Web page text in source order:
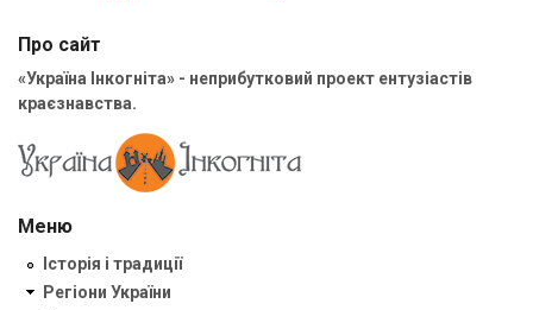
Про сайт
«Україна Інкогніта» - неприбутковий проект ентузіастів
краєзнавства.
Меню
Історія і традиції
Регіони України